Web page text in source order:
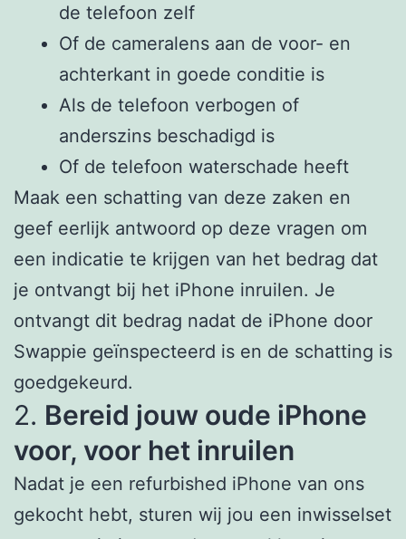
de telefoon zelf
Of de cameralens aan de voor- en
achterkant in goede conditie is
Als de telefoon verbogen of
anderszins beschadigd is
Of de telefoon waterschade heeft
Maak een schatting van deze zaken en
geef eerlijk antwoord op deze vragen om
een indicatie te krijgen van het bedrag dat
je ontvangt bij het iPhone inruilen. Je
ontvangt dit bedrag nadat de iPhone door
Swappie geïnspecteerd is en de schatting is
goedgekeurd.
2. Bereid jouw oude iPhone
voor, voor het inruilen
Nadat je een refurbished iPhone van ons
gekocht hebt, sturen wij jou een inwisselset